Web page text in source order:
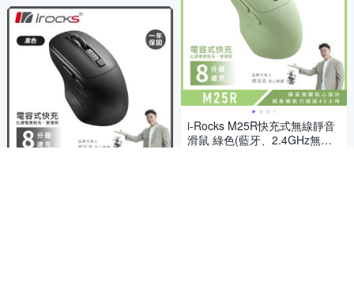
i-Rocks M25R快充式無線靜音
滑鼠 綠色(藍牙、2.4GHz無線